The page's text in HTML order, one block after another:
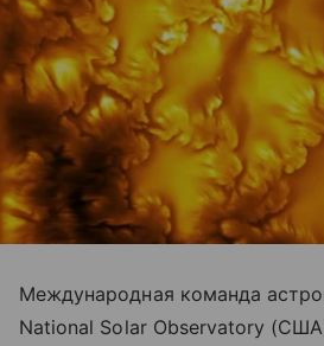
Международная команда
National Solar Observatory